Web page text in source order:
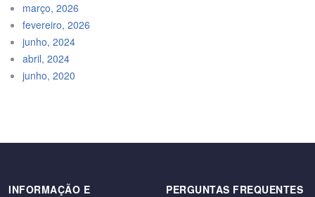
março, 2026
fevereiro, 2026
junho, 2024
abril, 2024
junho, 2020
INFORMAÇÃO E
PERGUNTAS FREQUENTES